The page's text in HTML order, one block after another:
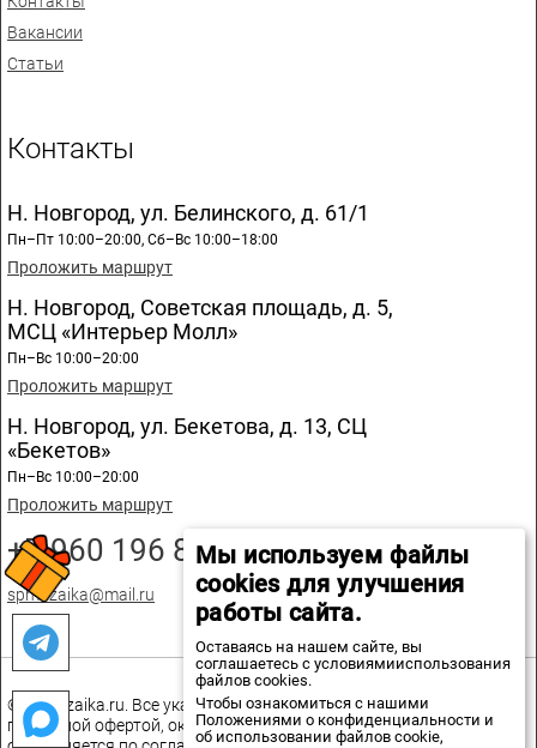
Вакансии
Статьи
Контакты
Н. Новгород, ул. Белинского, д. 61/1
Пн–Пт 10:00–20:00, Сб–Вс 10:00–18:00
Проложить маршрут
Н. Новгород, Советская площадь, д. 5,
МСЦ «Интерьер Молл»
Пн–Вс 10:00–20:00
Проложить маршрут
Н. Новгород, ул. Бекетова, д. 13, СЦ
«Бекетов»
Пн–Вс 10:00–20:00
Проложить маршрут
+7 960 196 89 20
spmozaika@mail.ru
© spmozaika.ru. Все указанные на сайте цены не являются
публичной офертой, окончательная стоимость товаров
Мы используем файлы
cookies для улучшения
работы сайта.
Оставаясь на нашем сайте, вы
соглашаетесь с условиямииспользования
файлов cookies.
Чтобы ознакомиться с нашими
Положениями о конфиденциальности и
об использовании файлов cookie,